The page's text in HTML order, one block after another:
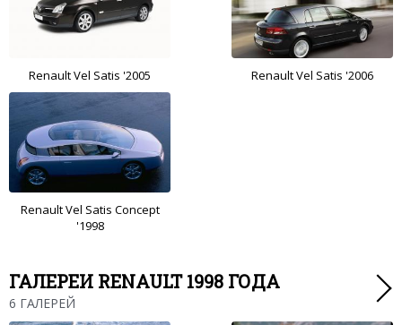
Renault Vel Satis '2005 Renault Vel Satis '2006
Renault Vel Satis Concept
'1998
ГАЛЕРЕИ RENAULT 1998 ГОДА
6 ГАЛЕРЕЙ